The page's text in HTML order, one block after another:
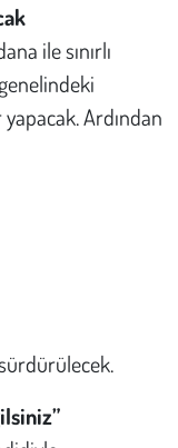
ile sınırlı
Ardından